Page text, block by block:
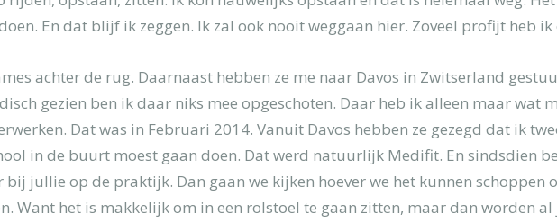
En dat blijf ik zeggen. Ik zal ook nooit weggaan hier. Zoveel profijt heb ik
achter de rug. Daarnaast hebben ze me naar Davos in Zwitserland
gezien ben ik daar niks mee opgeschoten. Daar heb ik alleen maar wat
Dat was in Februari 2014. Vanuit Davos hebben ze gezegd dat ik
in de buurt moest gaan doen. Dat werd natuurlijk Medifit. En sindsdien
jullie op de praktijk. Dan gaan we kijken hoever we het kunnen schoppen
Want het is makkelijk om in een rolstoel te gaan zitten, maar dan worden al